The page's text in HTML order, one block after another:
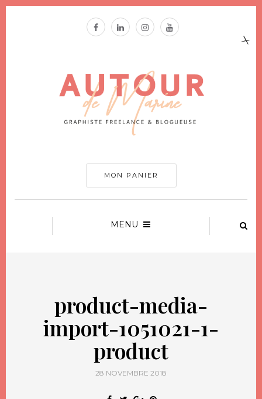
MON PANIER
MENU
product-media-
import-1051021-1-
product
28 NOVEMBRE 2018